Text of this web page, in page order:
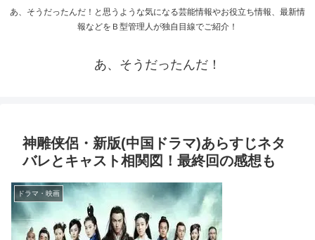
あ、そうだったんだ！と思うような気になる芸能情報やお役立ち情報、最新情
報などをＢ型管理人が独自目線でご紹介！
あ、そうだったんだ！
神雕侠侶・新版(中国ドラマ)あらすじネタ
バレとキャスト相関図！最終回の感想も
ドラマ・映画